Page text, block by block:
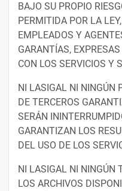
BAJO SU PROPIO
PERMITIDA POR LA
EMPLEADOS Y
GARANTÍAS,
CON LOS SERVICIOS Y
NI LASIGAL NI NINGÚN
DE TERCEROS
SERÁN
GARANTIZAN LOS
DEL USO DE LOS
NI LASIGAL NI NINGÚN
LOS ARCHIVOS